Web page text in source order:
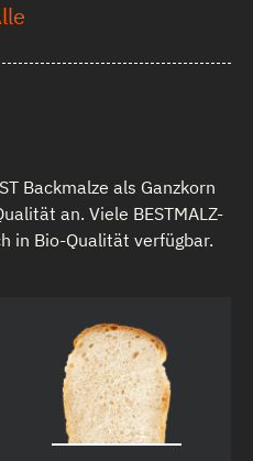
Backmalze als Ganzkorn
an. Viele BESTMALZ-
in Bio­-Qualität verfügbar.